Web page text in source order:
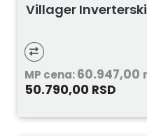
Villager
MP cena:60.947,00
50.790,00 RSD